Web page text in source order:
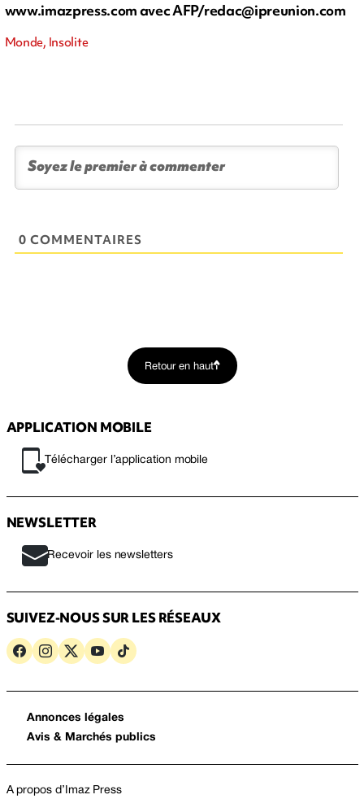
www.imazpress.com avec AFP/redac@ipreunion.com
Monde, Insolite
0 COMMENTAIRES
Retour en haut
APPLICATION MOBILE
Télécharger l’application mobile
NEWSLETTER
Recevoir les newsletters
SUIVEZ-NOUS SUR LES RÉSEAUX
Annonces légales
Avis & Marchés publics
A propos d’Imaz Press